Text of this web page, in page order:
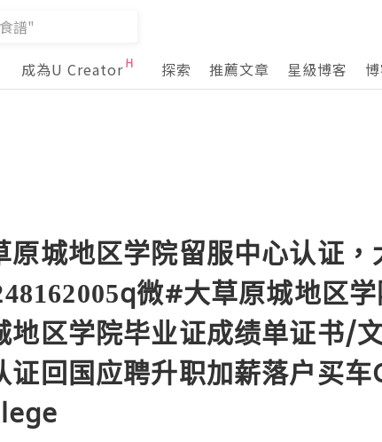
成為U Creator 探索 推薦文章 星級博客
原城地区学院留服中心认证
微#大草原城地区
地区学院毕业证成绩单证书/
证回国应聘升职加薪落户买